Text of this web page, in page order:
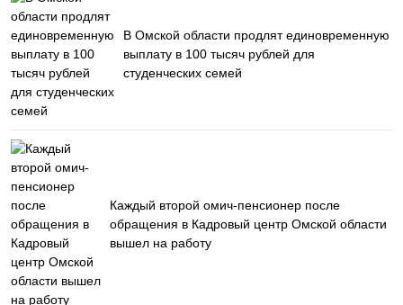
В Омской области продлят единовременную
выплату в 100 тысяч рублей для
студенческих семей
Каждый второй омич-пенсионер после
обращения в Кадровый центр Омской области
вышел на работу